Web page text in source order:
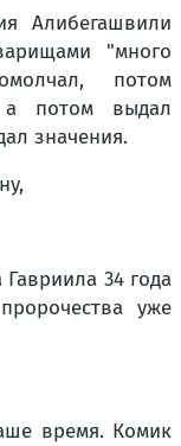
Алибегашвили
"много
потом
а потом выдал
значения.
время. Комик